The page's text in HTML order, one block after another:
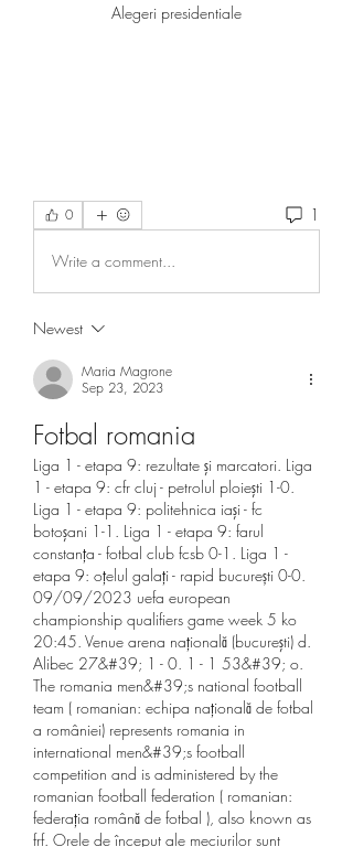
Alegeri presidentiale
0 1
Write a comment...
Newest
Maria Magrone
Sep 23, 2023
Fotbal romania
Liga 1 - etapa 9: rezultate şi marcatori. Liga
1 - etapa 9: cfr cluj - petrolul ploieşti 1-0.
Liga 1 - etapa 9: politehnica iaşi - fc
botoşani 1-1. Liga 1 - etapa 9: farul
constanţa - fotbal club fcsb 0-1. Liga 1 -
etapa 9: oţelul galaţi - rapid bucurești 0-0.
09/09/2023 uefa european
championship qualifiers game week 5 ko
20:45. Venue arena naţională (bucureşti) d.
Alibec 27&#39; 1 - 0. 1 - 1 53&#39; o.
The romania men&#39;s national football
team ( romanian: echipa națională de fotbal
a româniei) represents romania in
international men&#39;s football
competition and is administered by the
romanian football federation ( romanian:
federația română de fotbal ), also known as
frf. Orele de început ale meciurilor sunt